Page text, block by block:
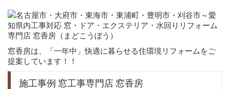
窓香房は、「一年中」快適に暮らせる住環境リフォームをご
提案しています！！
施工事例 窓工事専門店 窓香房